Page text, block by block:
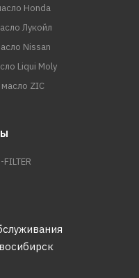
Honda
Лукойл
Nissan
Liqui Moly
ZIC